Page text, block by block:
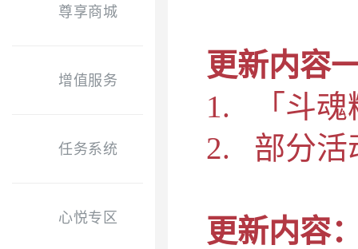
尊享商城
增值服务
任务系统
心悦专区
更新内容
1.
「斗
2. 部分活
更新内容